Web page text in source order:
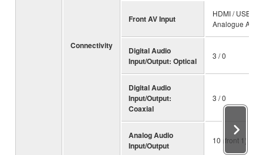
Connectivity
Front AV Input
HDMI / USB /
Analogue
Digital Audio
Input/Output: Optical
3 / 0
Digital Audio
Input/Output:
Coaxial
3 / 0
Analog Audio
Input/Output
10 (front 1) / 0